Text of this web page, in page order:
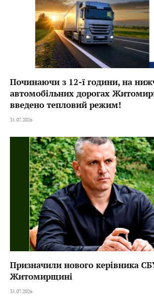
Починаючи з 12-ї години, на
автомобільних дорогах
введено тепловий режим!
31.07.2026
Призначили нового керівника
Житомирщині
31.07.2026